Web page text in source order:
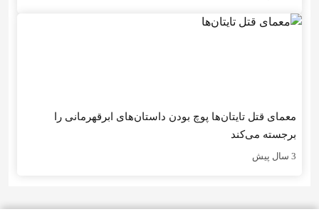
معمای قتل تایتان‌ها پوچ بودن داستان‌های ابرقهرمانی را
برجسته می‌کند
3 سال پیش